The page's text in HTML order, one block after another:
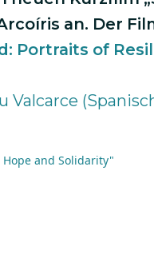
an. Der
Portraits of
Valcarce
and Solidarity"